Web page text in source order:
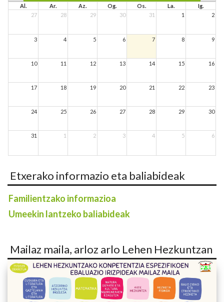
Al. Ar. Az. Og. Os. La.
Ig.
27
28 29 30 31 1 2
3 4 5 6 7 8 9
10 11 12 13 14 15 16
17 18 19 20 21 22 23
24 25 26 27 28 29 30
31 1 2 3 4 5 6
Etxerako informazio eta baliabideak
Familientzako informazioa
Umeekin lantzeko baliabideak
Mailaz maila, arloz arlo Lehen Hezkuntzan